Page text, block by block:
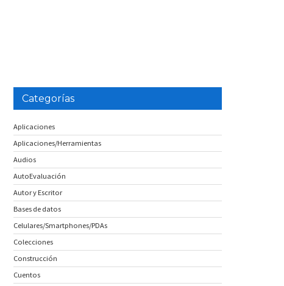
Categorías
Aplicaciones
Aplicaciones/Herramientas
Audios
AutoEvaluación
Autor y Escritor
Bases de datos
Celulares/Smartphones/PDAs
Colecciones
Construcción
Cuentos